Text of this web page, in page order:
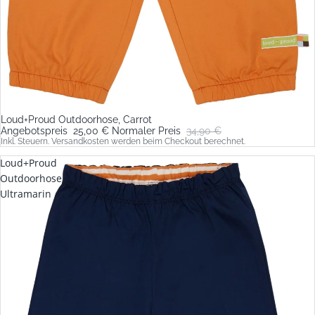
Sale
Loud+Proud Outdoorhose, Carrot
Angebotspreis 25,00 € Normaler Preis 34,90 €
Inkl. Steuern. Versandkosten werden beim Checkout berechnet.
Loud+Proud
Outdoorhose,
Ultramarin